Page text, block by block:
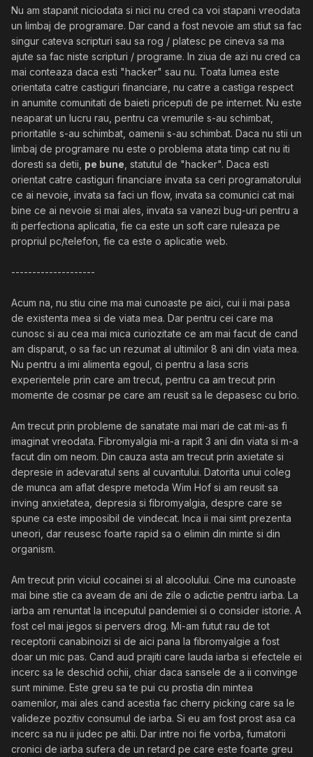
de a actiona veti fi cu adevarat script kiddies. Retineti:
hackingul din ziua de azi nu mai inseamna doar
programare si retelistica. Inseamna atingerea scopului.
Nu am stapanit niciodata si nici nu cred ca voi stapani vreodata
un limbaj de programare. Dar cand a fost nevoie am stiut sa fac
singur cateva scripturi sau sa rog / platesc pe cineva sa ma
ajute sa fac niste scripturi / programe. In ziua de azi nu cred ca
mai conteaza daca esti "hacker" sau nu. Toata lumea este
orientata catre castiguri financiare, nu catre a castiga respect
in anumite comunitati de baieti priceputi de pe internet. Nu este
neaparat un lucru rau, pentru ca vremurile s-au schimbat,
prioritatile s-au schimbat, oamenii s-au schimbat. Daca nu stii un
limbaj de programare nu este o problema atata timp cat nu iti
doresti sa detii, pe bune , statutul de "hacker". Daca esti
orientat catre castiguri financiare invata sa ceri programatorului
ce ai nevoie, invata sa faci un flow, invata sa comunici cat mai
bine ce ai nevoie si mai ales, invata sa vanezi bug-uri pentru a
iti perfectiona aplicatia, fie ca este un soft care ruleaza pe
propriul pc/telefon, fie ca este o aplicatie web.
--------------------
Acum na, nu stiu cine ma mai cunoaste pe aici, cui ii mai pasa
de existenta mea si de viata mea. Dar pentru cei care ma
cunosc si au cea mai mica curiozitate ce am mai facut de cand
am disparut, o sa fac un rezumat al ultimilor 8 ani din viata mea.
Nu pentru a imi alimenta egoul, ci pentru a lasa scris
experientele prin care am trecut, pentru ca am trecut prin
momente de cosmar pe care am reusit sa le depasesc cu brio.
Am trecut prin probleme de sanatate mai mari de cat mi-as fi
imaginat vreodata. Fibromyalgia mi-a rapit 3 ani din viata si m-a
facut din om neom. Din cauza asta am trecut prin axietate si
depresie in adevaratul sens al cuvantului. Datorita unui coleg
de munca am aflat despre metoda Wim Hof si am reusit sa
inving anxietatea, depresia si fibromyalgia, despre care se
spune ca este imposibil de vindecat. Inca ii mai simt prezenta
uneori, dar reusesc foarte rapid sa o elimin din minte si din
organism.
Am trecut prin viciul cocainei si al alcoolului. Cine ma cunoaste
mai bine stie ca aveam de ani de zile o adictie pentru iarba. La
iarba am renuntat la inceputul pandemiei si o consider istorie. A
fost cel mai jegos si pervers drog. Mi-am futut rau de tot
receptorii canabinoizi si de aici pana la fibromyalgie a fost
doar un mic pas. Cand aud prajiti care lauda iarba si efectele ei
incerc sa le deschid ochii, chiar daca sansele de a ii convinge
sunt minime. Este greu sa te pui cu prostia din mintea
oamenilor, mai ales cand acestia fac cherry picking care sa le
valideze pozitiv consumul de iarba. Si eu am fost prost asa ca
incerc sa nu ii judec pe altii. Dar intre noi fie vorba, fumatorii
cronici de iarba sufera de un retard pe care este foarte greu